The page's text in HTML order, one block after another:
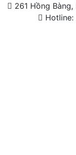
261 Hồng Bàng,